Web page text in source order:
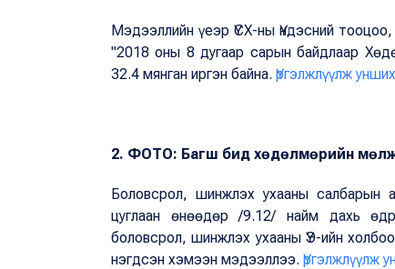
Мэдээллийн үеэр ҮСХ-ны Үндэсний
"2018 оны 8 дугаар сарын байдлаар
32.4 мянган иргэн байна. Үргэлжлүүлж унших
2. ФОТО: Багш бид хөдөлмөрийн
Боловсрол, шинжлэх ухааны салбарын
цуглаан өнөөдөр /9.12/ найм дахь
боловсрол, шинжлэх ухааны ҮЭ-ийн
нэгдсэн хэмээн мэдээллээ. Үргэлжлүүлж